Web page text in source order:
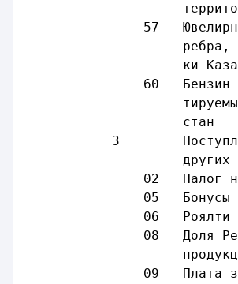
территорию
57   Ювелирные
ребра,
ки
60   Бензин (за
тируемый на
стан
3        Поступления
других
02   Налог на
05   Бонусы
06   Роялти
08   Доля
продукции по
09   Плата за